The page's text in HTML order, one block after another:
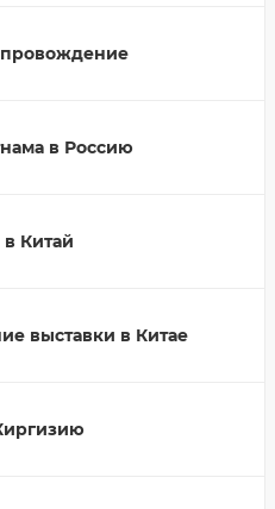
в Россию
Китай
выставки в Китае